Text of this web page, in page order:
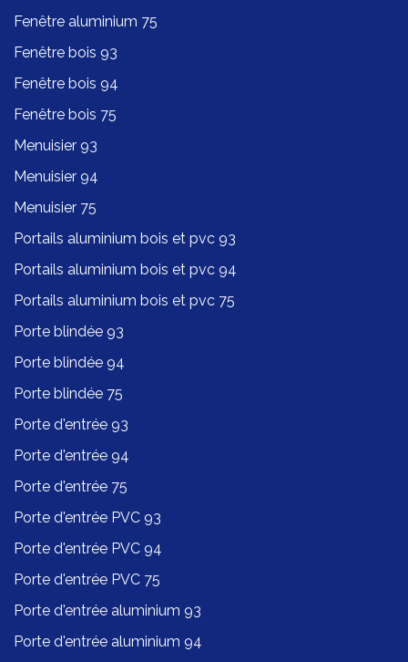
Fenêtre aluminium 75
Fenêtre bois 93
Fenêtre bois 94
Fenêtre bois 75
Menuisier 93
Menuisier 94
Menuisier 75
Portails aluminium bois et pvc 93
Portails aluminium bois et pvc 94
Portails aluminium bois et pvc 75
Porte blindée 93
Porte blindée 94
Porte blindée 75
Porte d'entrée 93
Porte d'entrée 94
Porte d'entrée 75
Porte d'entrée PVC 93
Porte d'entrée PVC 94
Porte d'entrée PVC 75
Porte d'entrée aluminium 93
Porte d'entrée aluminium 94